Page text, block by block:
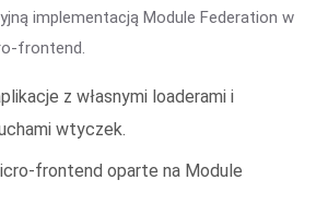
implementacją Module Federation w
frontend.
z własnymi loaderami i
wtyczek.
frontend oparte na Module